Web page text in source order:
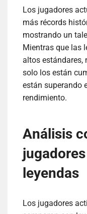
Los jugadores
más récords
mostrando un
Mientras que las
altos estándares,
solo los están
están superando
rendimiento.
Análisis
leyendas
Los jugadores